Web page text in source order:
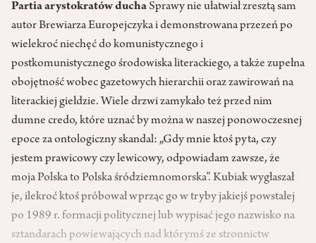
Partia arystokratów duchaSprawy nie ułatwiał zresztą sam
autor Brewiarza Europejczyka i demonstrowana przezeń po
wielekroć niechęć do komunistycznego i
postkomunistycznego środowiska literackiego, a także zupełna
obojętność wobec gazetowych hierarchii oraz zawirowań na
literackiej giełdzie. Wiele drzwi zamykało też przed nim
dumne credo, które uznać by można w naszej ponowoczesnej
epoce za ontologiczny skandal: „Gdy mnie ktoś pyta, czy
jestem prawicowy czy lewicowy, odpowiadam zawsze, że
moja Polska to Polska śródziemnomorska”. Kubiak wygłaszał
je, ilekroć ktoś próbował wprząc go w tryby jakiejś powstałej
po 1989 r. formacji politycznej lub wypisać jego nazwisko na
sztandarach powiewających nad którymś ze stronnictw